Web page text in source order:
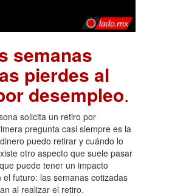
semanas
pierdes al
desempleo.
solicita un retiro por
pregunta casi siempre es la
puedo retirar y cuándo lo
otro aspecto que suele pasar
puede tener un impacto
el futuro: las semanas cotizadas
al realizar el retiro.